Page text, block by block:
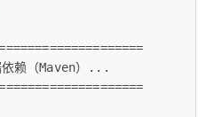
依赖（Maven）...